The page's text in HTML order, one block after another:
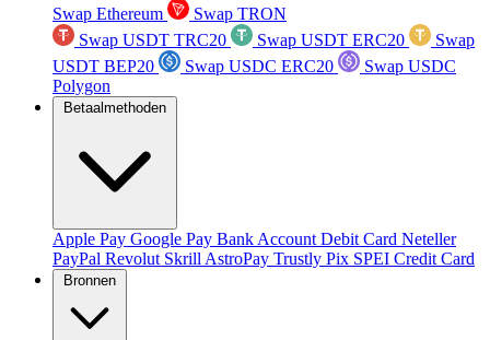
Swap Ethereum
Swap TRON
Swap USDT TRC20
Swap USDT ERC20
Swap
USDT BEP20
Swap USDC ERC20
Swap USDC
Polygon
Betaalmethoden
Apple Pay Google Pay Bank Account Debit Card Neteller
PayPal Revolut Skrill AstroPay Trustly Pix SPEI Credit Card
Bronnen